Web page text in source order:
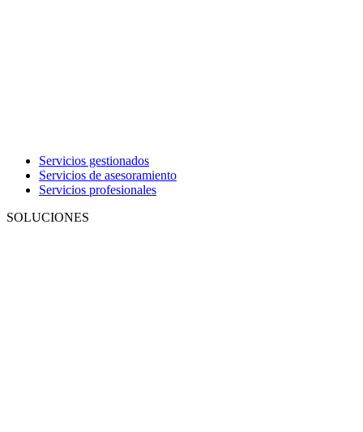
Servicios gestionados
Servicios de asesoramiento
Servicios profesionales
SOLUCIONES